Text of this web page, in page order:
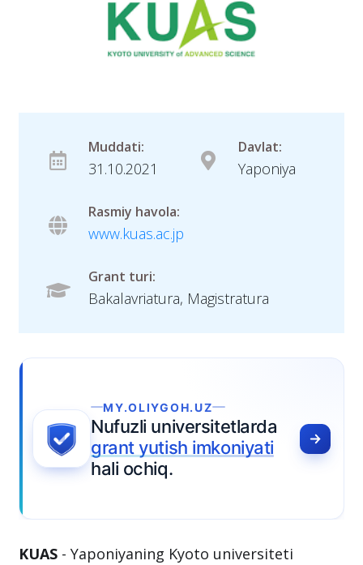
Muddati:
31.10.2021
Davlat:
Yaponiya
Rasmiy havola:
www.kuas.ac.jp
Grant turi:
Bakalavriatura, Magistratura